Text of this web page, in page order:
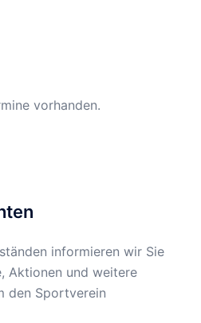
vorhanden.
informieren wir Sie
Aktionen und weitere
den Sportverein